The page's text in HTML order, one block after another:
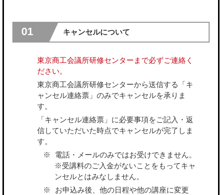
01 キャンセルについて
東京商工会議所研修センターまで必ずご連絡く
ださい。
東京商工会議所研修センターから送信する「キ
ャンセル連絡票」のみでキャンセルを承りま
す。
「キャンセル連絡票」に必要事項をご記入・返
信していただいた時点でキャンセルが完了しま
す。
電話・メールのみではお受けできません。
※受講料のご入金がないことをもってキャ
ンセルとはみなしません。
お申込み後、他の日程や他の講座に変更